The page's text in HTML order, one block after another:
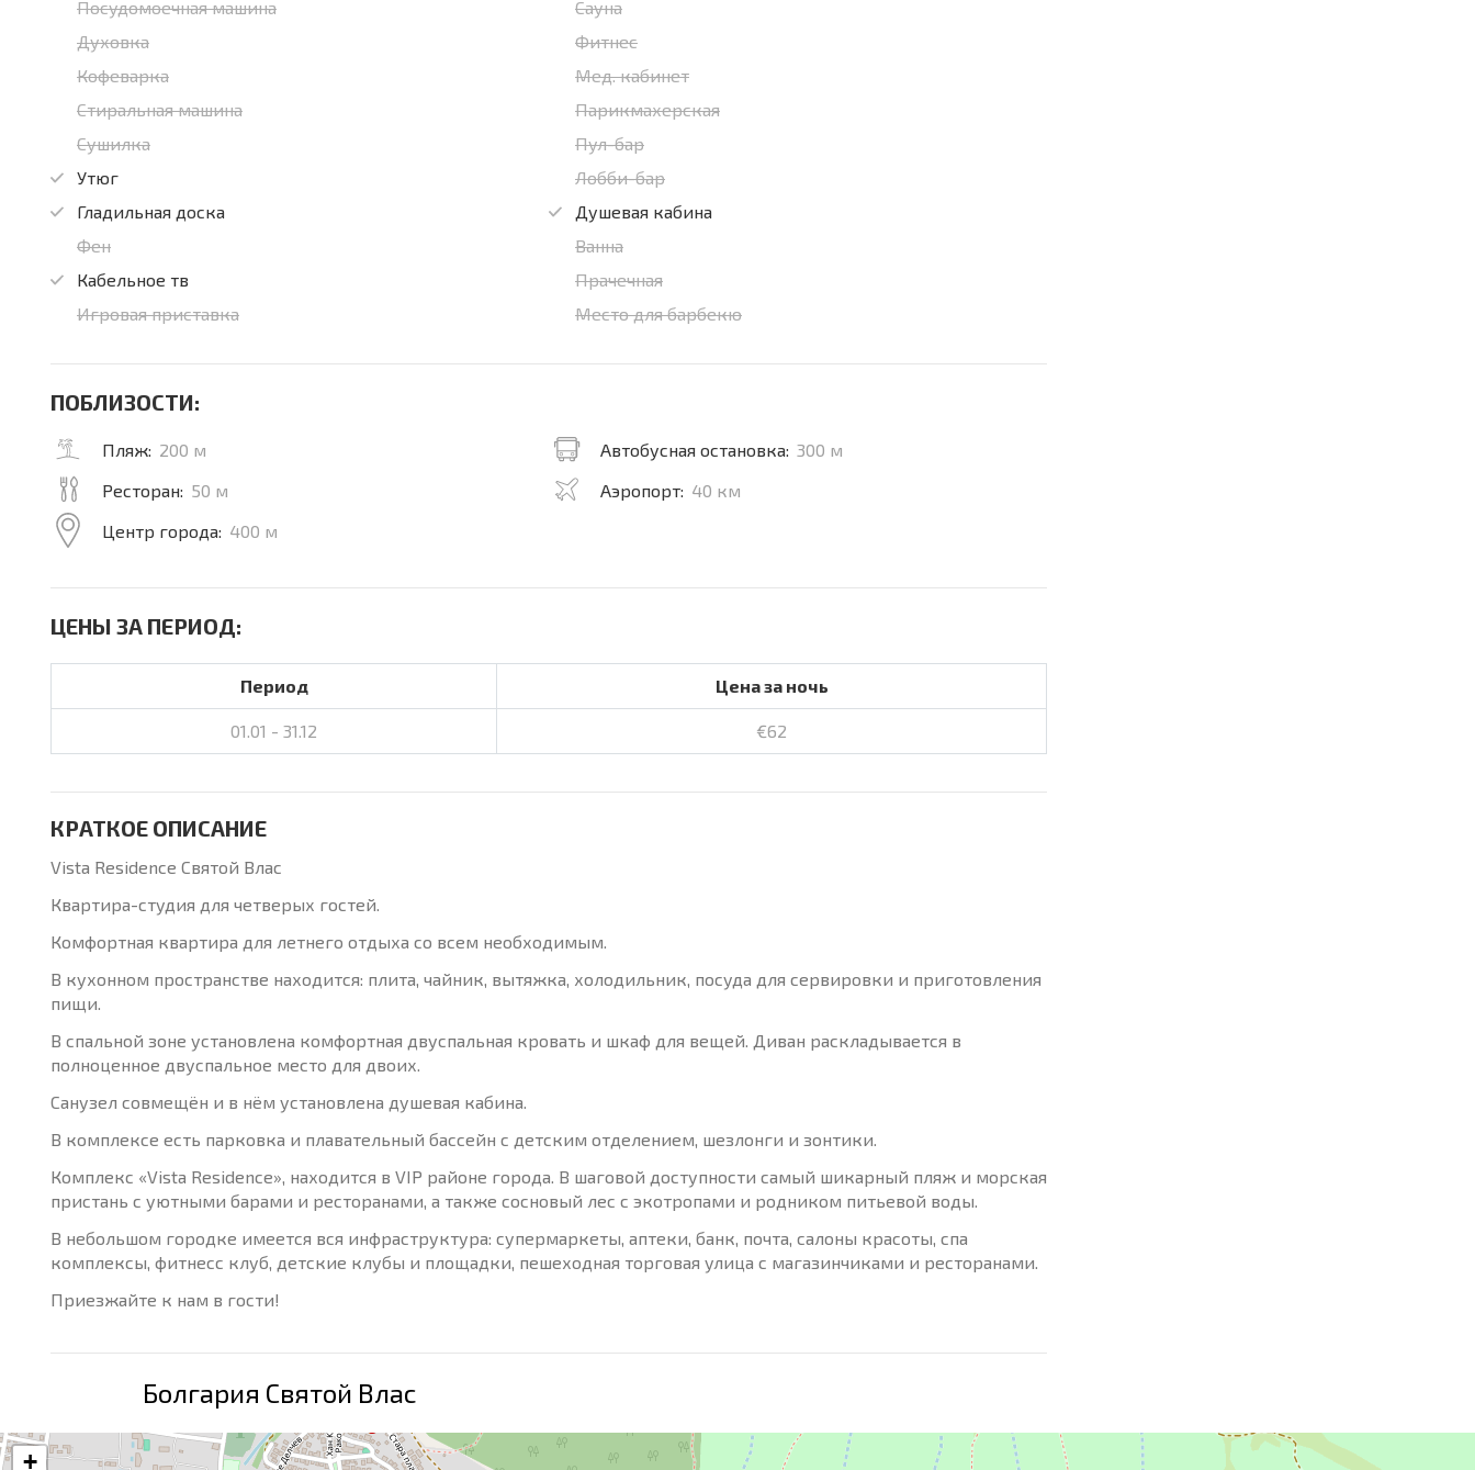
Посудомоечная машина
Духовка
Кофеварка
Стиральная машина
Сушилка
Утюг
Гладильная доска
Фен
Кабельное тв
Игровая приставка
Сауна
Фитнес
Мед. кабинет
Парикмахерская
Пул-бар
Лобби-бар
Душевая кабина
Ванна
Прачечная
Место для барбекю
ПОБЛИЗОСТИ:
Пляж: 200 м
Ресторан: 50 м
Центр города: 400 м
Автобусная остановка: 300 м
Аэропорт: 40 км
ЦЕНЫ ЗА ПЕРИОД:
Период Цена за ночь
01.01 - 31.12 €62
КРАТКОЕ ОПИСАНИЕ
Vista Residence Святой Влас
Квартира-студия для четверых гостей.
Комфортная квартира для летнего отдыха со всем необходимым.
В кухонном пространстве находится: плита, чайник, вытяжка, холодильник, посуда для сервировки и приготовления
пищи.
В спальной зоне установлена комфортная двуспальная кровать и шкаф для вещей. Диван раскладывается в
полноценное двуспальное место для двоих.
Санузел совмещён и в нём установлена душевая кабина.
В комплексе есть парковка и плавательный бассейн с детским отделением, шезлонги и зонтики.
Комплекс «Vista Residence», находится в VIP районе города. В шаговой доступности самый шикарный пляж и морская
пристань с уютными барами и ресторанами, а также сосновый лес с экотропами и родником питьевой воды.
В небольшом городке имеется вся инфраструктура: супермаркеты, аптеки, банк, почта, салоны красоты, спа
комплексы, фитнесс клуб, детские клубы и площадки, пешеходная торговая улица с магазинчиками и ресторанами.
Приезжайте к нам в гости!
Болгария Святой Влас
+